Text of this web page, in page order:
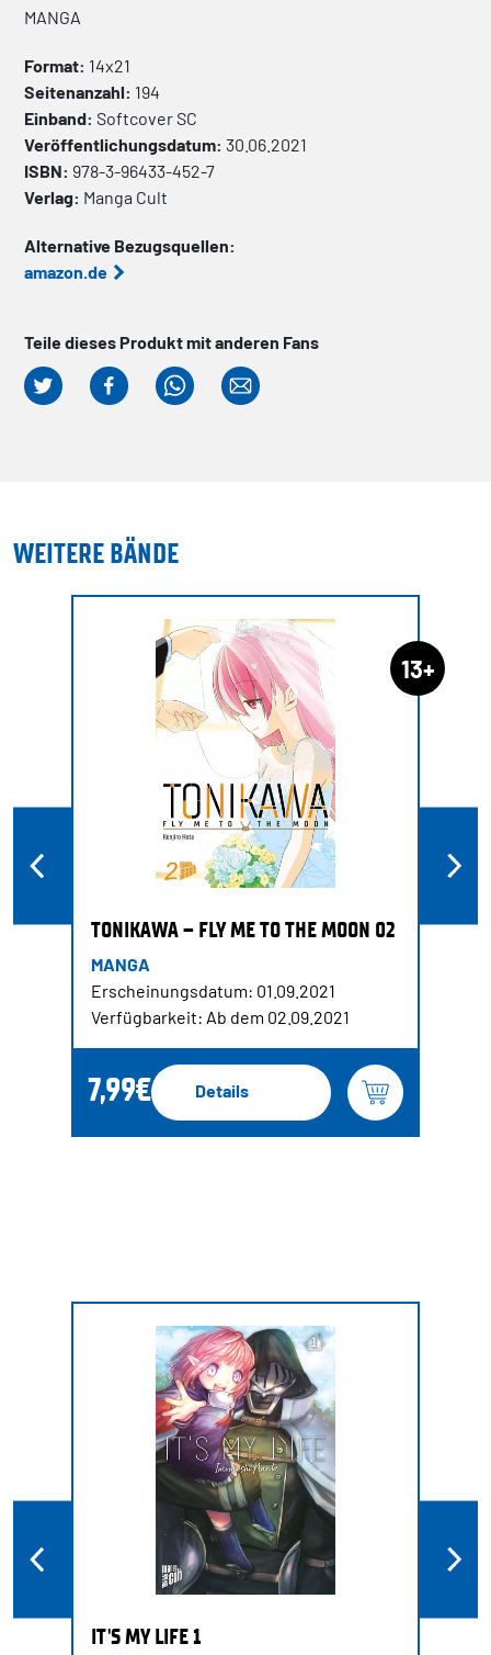
MANGA
Format: 14x21
Seitenanzahl: 194
Einband: SoftcoverSC
Veröffentlichungsdatum: 30.06.2021
ISBN: 978-3-96433-452-7
Verlag: Manga Cult
Alternative Bezugsquellen:
amazon.de
Teile dieses Produkt mit anderen Fans
WEITERE BÄNDE
13+
TONIKAWA – FLY ME TO THE MOON 02
MANGA
Erscheinungsdatum: 01.09.2021
Verfügbarkeit: Ab dem 02.09.2021
7,99€ Details
IT'S MY LIFE 1